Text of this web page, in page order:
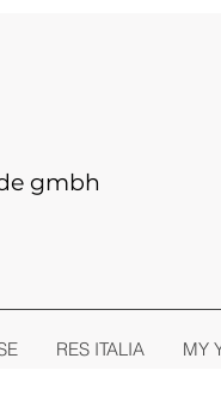
gmbh
RES ITALIA MY